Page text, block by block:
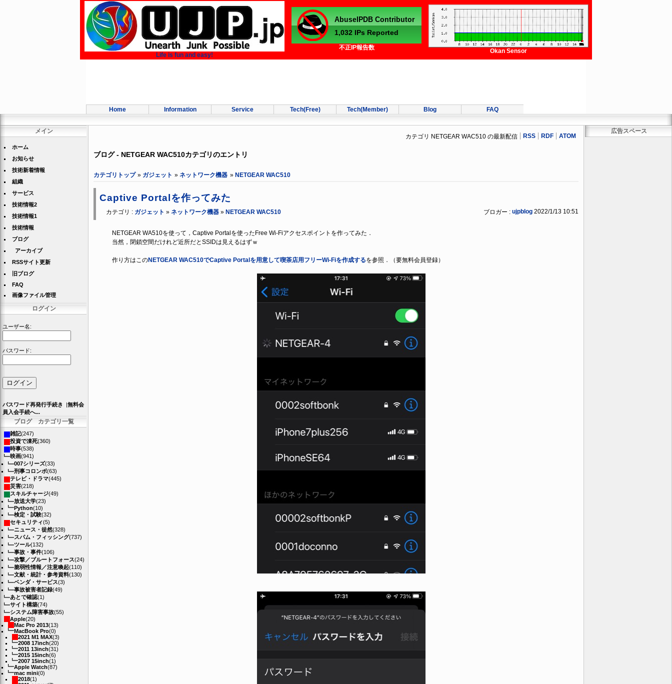
Life is fun and easy!
不正IP報告数
Okan Sensor
Home Information Service Tech(Free) Tech(Member) Blog FAQ
メイン
ホーム
お知らせ
技術新着情報
組織
サービス
技術情報2
技術情報1
技術情報
ブログ
アーカイブ
RSSサイト更新
旧ブログ
FAQ
画像ファイル管理
ログイン
ユーザー名:
パスワード:
パスワード再発行手続き |無料会
員入会手続へ...
ブログ カテゴリ一覧
雑記(247)
投資で凍死(360)
時事(538)
映画(941)
007シリーズ(33)
刑事コロンボ(63)
テレビ・ドラマ(445)
災害(218)
スキルチャージ(49)
放送大学(23)
Python(10)
検定・試験(32)
セキュリティ(5)
ニュース・徒然(328)
スパム・フィッシング(737)
ツール(132)
事故・事件(106)
攻撃／ブルートフォース(24)
脆弱性情報／注意喚起(110)
文献・統計・参考資料(130)
ベンダ・サービス(3)
事故被害者記録(49)
あとで確認(1)
サイト構築(74)
システム障害事故(55)
Apple(20)
Mac Pro 2013(13)
MacBook Pro(0)
2021 M1 MAX(3)
2008 17inch(20)
2011 13inch(31)
2015 15inch(6)
2007 15inch(1)
Apple Watch(87)
mac mini(0)
2018(1)
カテゴリ NETGEAR WAC510 の最新配信 RSS RDF ATOM
ブログ - NETGEAR WAC510カテゴリのエントリ
カテゴリトップ » ガジェット »ネットワーク機器 » NETGEAR WAC510
Captive Portalを作ってみた
カテゴリ : ガジェット » ネットワーク機器 » NETGEAR WAC510 ブロガー : ujpblog 2022/1/13 10:51
NETGEAR WA510を使って，Captive Portalを使ったFree Wi-Fiアクセスポイントを作ってみた．
当然，閉鎖空間だけれど近所だとSSIDは見えるはずｗ
作り方はこのNETGEAR WAC510でCaptive Portalを用意して喫茶店用フリーWi-Fiを作成するを参照．（要無料会員登録）
広告スペース